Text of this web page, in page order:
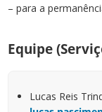
– para a
Equipe
Lucas Reis